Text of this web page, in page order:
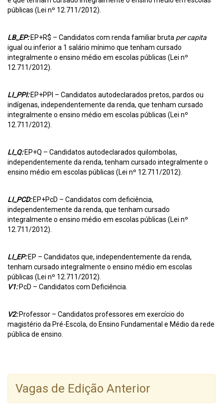
públicas (Lei nº 12.711/2012).
LB_EP:EP+R$ – Candidatos com renda familiar bruta per capita
igual ou inferior a 1 salário mínimo que tenham cursado
integralmente o ensino médio em escolas públicas (Lei nº
12.711/2012).
LI_PPI:EP+PPI – Candidatos autodeclarados pretos, pardos ou
indígenas, independentemente da renda, que tenham cursado
integralmente o ensino médio em escolas públicas (Lei nº
12.711/2012).
LI_Q:EP+Q – Candidatos autodeclarados quilombolas,
independentemente da renda, tenham cursado integralmente o
ensino médio em escolas públicas (Lei nº 12.711/2012).
LI_PCD:EP+PcD – Candidatos com deficiência,
independentemente da renda, que tenham cursado
integralmente o ensino médio em escolas públicas (Lei nº
12.711/2012).
LI_EP:EP – Candidatos que, independentemente da renda,
tenham cursado integralmente o ensino médio em escolas
públicas (Lei nº 12.711/2012).
V1:PcD – Candidatos com Deficiência.
V2:Professor – Candidatos professores em exercício do
magistério da Pré-Escola, do Ensino Fundamental e Médio da rede
pública de ensino.
Vagas de Edição Anterior